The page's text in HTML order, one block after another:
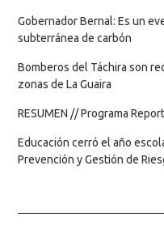
Gobernador Bernal: Es un
subterránea de carbón
Bomberos del Táchira son
zonas de La Guaira
RESUMEN // Programa
Educación cerró el año
Prevención y Gestión de